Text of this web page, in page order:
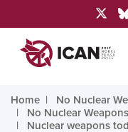
Home
No Nuclear
No Nuclear
Nuclear weapons